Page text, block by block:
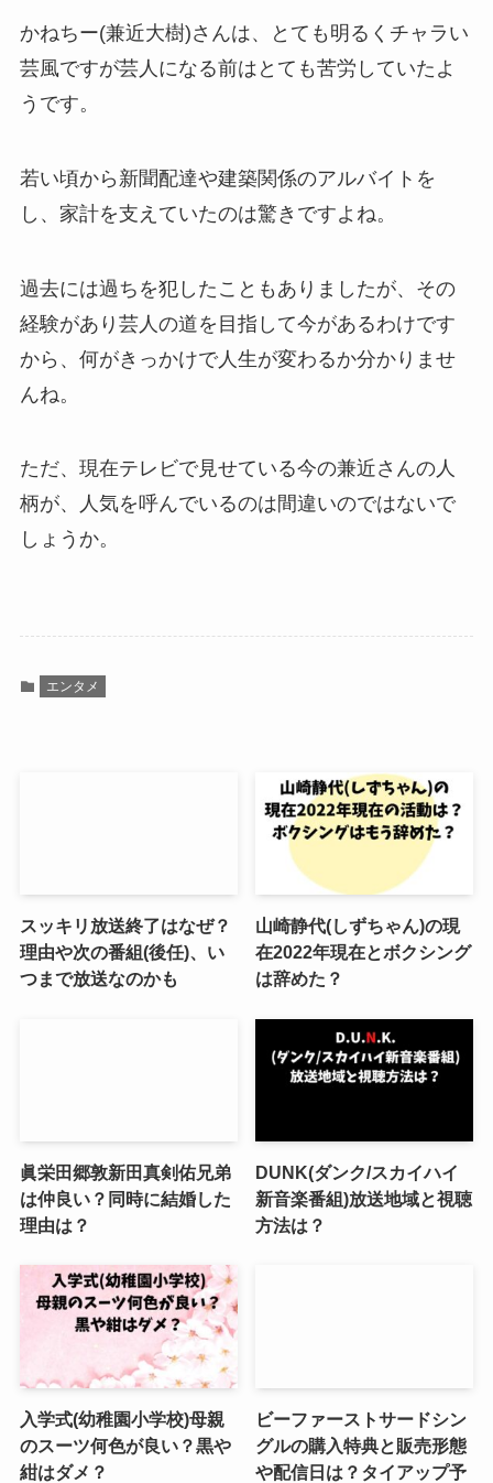
かねちー(兼近大樹)さんは、とても明るくチャラい
芸風ですが芸人になる前はとても苦労していたよ
うです。
若い頃から新聞配達や建築関係のアルバイトを
し、家計を支えていたのは驚きですよね。
過去には過ちを犯したこともありましたが、その
経験があり芸人の道を目指して今があるわけです
から、何がきっかけで人生が変わるか分かりませ
んね。
ただ、現在テレビで見せている今の兼近さんの人
柄が、人気を呼んでいるのは間違いのではないで
しょうか。
エンタメ
スッキリ放送終了はなぜ？
理由や次の番組(後任)、い
つまで放送なのかも
山崎静代(しずちゃん)の現
在2022年現在とボクシング
は辞めた？
眞栄田郷敦新田真剣佑兄弟
は仲良い？同時に結婚した
理由は？
DUNK(ダンク/スカイハイ
新音楽番組)放送地域と視聴
方法は？
入学式(幼稚園小学校)母親
のスーツ何色が良い？黒や
紺はダメ？
ビーファーストサードシン
グルの購入特典と販売形態
や配信日は？タイアップ予